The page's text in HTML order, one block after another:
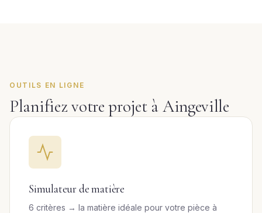
OUTILS EN LIGNE
Planifiez votre projet à Aingeville
Simulateur de matière
6 critères → la matière idéale pour votre pièce à